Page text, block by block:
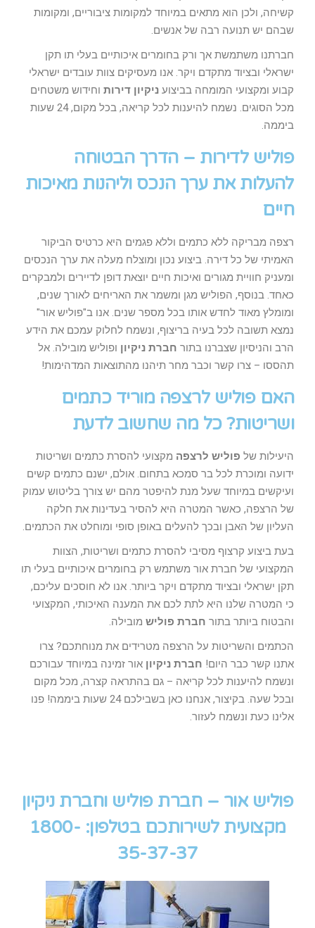
קשיחה, ולכן הוא מתאים במיוחד למקומות ציבוריים, ומקומות
שבהם יש תנועה רבה של אנשים.
חברתנו משתמשת אך ורק בחומרים איכותיים בעלי תו תקן
ישראלי ובציוד מתקדם ויקר. אנו מעסיקים צוות עובדים ישראלי
קבוע ומקצועי המומחה בביצוע ניקיון דירות וחידוש משטחים
מכל הסוגים. נשמח להיענות לכל קריאה, בכל מקום, 24 שעות
ביממה.
פוליש לדירות – הדרך הבטוחה
להעלות את ערך הנכס וליהנות מאיכות
חיים
רצפה מבריקה ללא כתמים וללא פגמים היא כרטיס הביקור
האמיתי של כל דירה. ביצוע נכון ומוצלח מעלה את ערך הנכסים
ומעניק חוויית מגורים ואיכות חיים יוצאת דופן לדיירים ולמבקרים
כאחד. בנוסף, הפוליש מגן ומשמר את האריחים לאורך שנים,
ומומלץ מאוד לחדש אותו בכל מספר שנים. אנו ב"פוליש אור"
נמצא תשובה לכל בעיה בריצוף, ונשמח לחלוק עמכם את הידע
הרב והניסיון שצברנו בתור חברת ניקיון ופוליש מובילה. אל
תהססו – צרו קשר וכבר מחר תיהנו מהתוצאות המדהימות!
האם פוליש לרצפה מוריד כתמים
ושריטות? כל מה שחשוב לדעת
היעילות של פוליש לרצפה מקצועי להסרת כתמים ושריטות
ידועה ומוכרת לכל בר סמכא בתחום. אולם, ישנם כתמים קשים
ועיקשים במיוחד שעל מנת להיפטר מהם יש צורך בליטוש עמוק
של הרצפה, כאשר המטרה היא להסיר בעדינות את חלקה
העליון של האבן ובכך להעלים באופן סופי ומוחלט את הכתמים.
בעת ביצוע קרצוף מסיבי להסרת כתמים ושריטות, הצוות
המקצועי של חברת אור משתמש רק בחומרים איכותיים בעלי תו
תקן ישראלי ובציוד מתקדם ויקר ביותר. אנו לא חוסכים עליכם,
כי המטרה שלנו היא לתת לכם את המענה האיכותי, המקצועי
והבטוח ביותר בתור חברת פוליש מובילה.
הכתמים והשריטות על הרצפה מטרידים את מנוחתכם? צרו
אתנו קשר כבר היום! חברת ניקיון אור זמינה במיוחד עבורכם
ונשמח להיענות לכל קריאה – גם בהתראה קצרה, מכל מקום
ובכל שעה. בקיצור, אנחנו כאן בשבילכם 24 שעות ביממה! פנו
אלינו כעת ונשמח לעזור.
פוליש אור – חברת פוליש וחברת ניקיון
מקצועית לשירותכם בטלפון: 1800-
35-37-37